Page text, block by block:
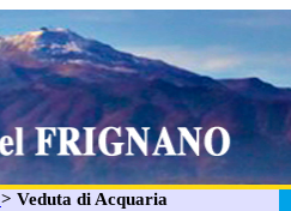
> Veduta di Acquaria